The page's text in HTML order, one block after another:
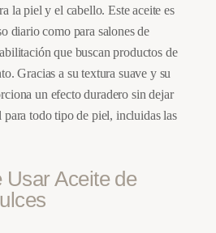
la piel y el cabello. Este aceite es
diario como para salones de
que buscan productos de
Gracias a su textura suave y su
un efecto duradero sin dejar
para todo tipo de piel, incluidas las
Usar Aceite de